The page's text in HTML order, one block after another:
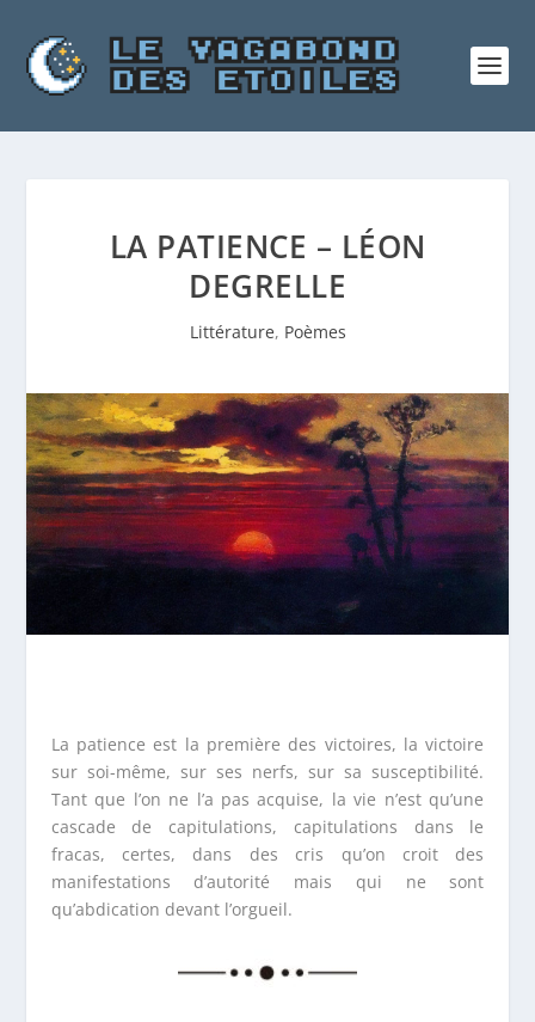
LA PATIENCE – LÉON
DEGRELLE
Littérature, Poèmes
La patience est la première des victoires, la victoire
sur soi-même, sur ses nerfs, sur sa susceptibilité.
Tant que l’on ne l’a pas acquise, la vie n’est qu’une
cascade de capitulations, capitulations dans le
fracas, certes, dans des cris qu’on croit des
manifestations d’autorité mais qui ne sont
qu’abdication devant l’orgueil.